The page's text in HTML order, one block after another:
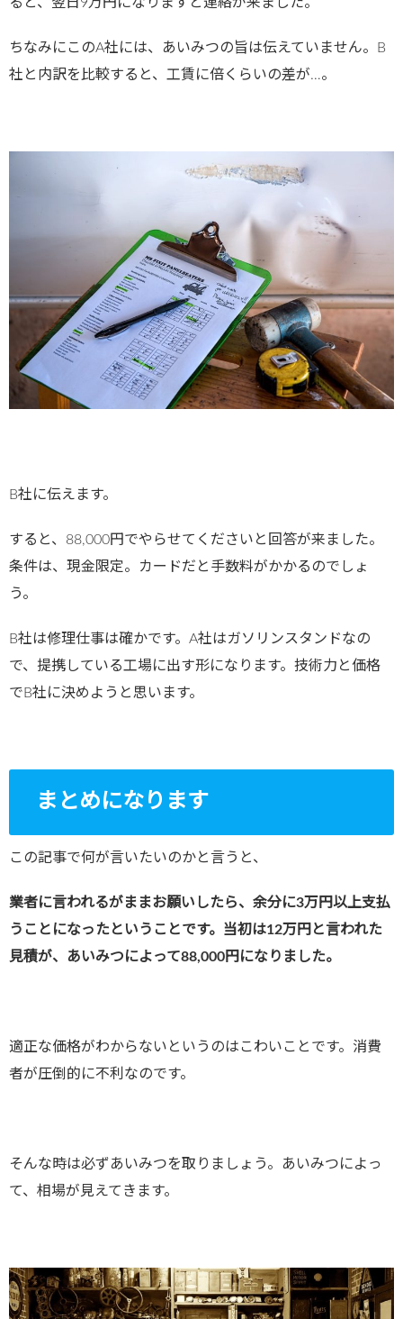
ると、翌日9万円になりますと連絡が来ました。
ちなみにこのA社には、あいみつの旨は伝えていません。B
社と内訳を比較すると、工賃に倍くらいの差が…。
B社に伝えます。
すると、88,000円でやらせてくださいと回答が来ました。
条件は、現金限定。カードだと手数料がかかるのでしょ
う。
B社は修理仕事は確かです。A社はガソリンスタンドなの
で、提携している工場に出す形になります。技術力と価格
でB社に決めようと思います。
まとめになります
この記事で何が言いたいのかと言うと、
業者に言われるがままお願いしたら、余分に3万円以上支払
うことになったということです。当初は12万円と言われた
見積が、あいみつによって88,000円になりました。
適正な価格がわからないというのはこわいことです。消費
者が圧倒的に不利なのです。
そんな時は必ずあいみつを取りましょう。あいみつによっ
て、相場が見えてきます。